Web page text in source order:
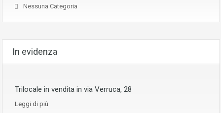
Nessuna Categoria
In evidenza
Trilocale in vendita in via Verruca, 28
Leggi di più